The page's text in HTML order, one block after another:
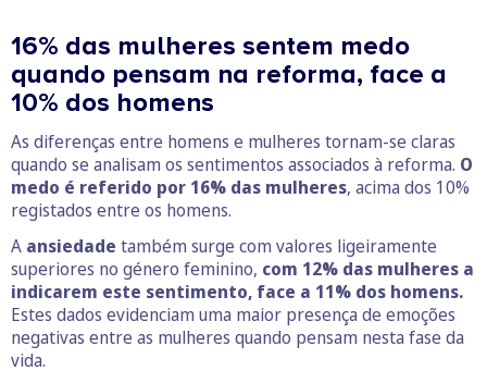
16% das mulheres sentem medo
quando pensam na reforma, face a
10% dos homens
As diferenças entre homens e mulheres tornam-se claras
quando se analisam os sentimentos associados à reforma. O
medo é referido por 16% das mulheres, acima dos 10%
registados entre os homens.
A ansiedade também surge com valores ligeiramente
superiores no género feminino, com 12% das mulheres a
indicarem este sentimento, face a 11% dos homens.
Estes dados evidenciam uma maior presença de emoções
negativas entre as mulheres quando pensam nesta fase da
vida.